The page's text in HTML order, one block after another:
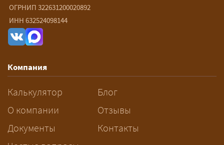
— От 90 ₽/км. Точная стоимость
рассчитывается индивидуально:
влияют габариты и вес груза,
разрешений и машин
сопровождения.
За сколько дней заказывать
перевозку негабарита?
ОГРНИП 322631200020892
ИНН 632524098144
Компания
Калькулятор
О компании
Документы
Блог
Отзывы
Контакты